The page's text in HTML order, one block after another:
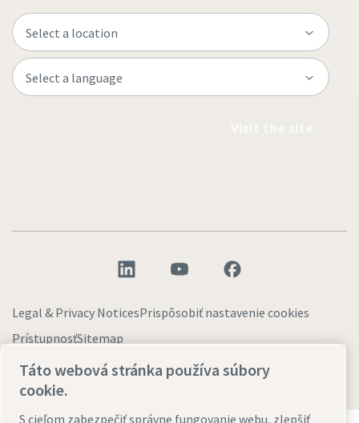
Legal & Privacy NoticesPrispôsobiť nastavenie cookies
PrístupnosťSitemap
© 2026 Atlas Copco AB
Táto webová stránka používa súbory
cookie.
S cieľom zabezpečiť správne fungovanie webu, zlepšiť